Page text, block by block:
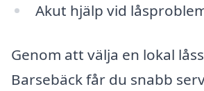
Akut hjälp vid
Genom att välja en lokal
Barsebäck får du snabb